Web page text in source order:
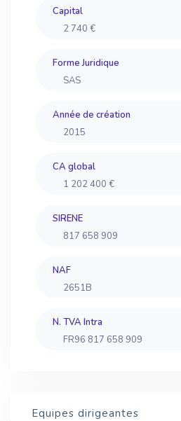
Capital
2 740 €
Forme Juridique
SAS
Année de création
2015
CA global
1 202 400 €
SIRENE
817 658 909
NAF
2651B
N. TVA Intra
FR96 817 658 909
Equipes dirigeantes